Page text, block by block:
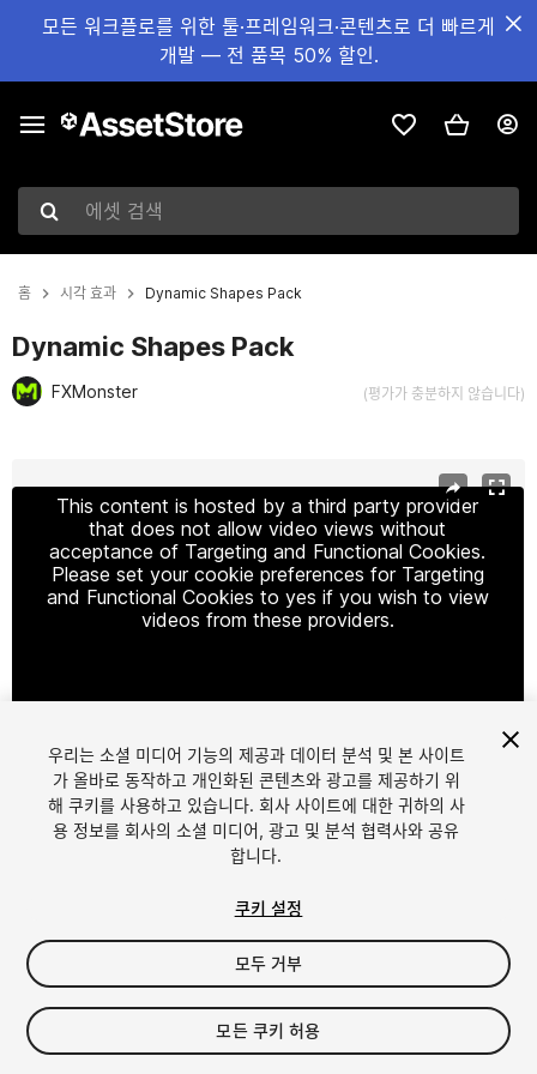
모든 워크플로를 위한 툴·프레임워크·콘텐츠로 더 빠르게
개발 — 전 품목 50% 할인.
에셋 검색
홈 시각 효과 Dynamic Shapes Pack
Dynamic Shapes Pack
FXMonster (평가가 충분하지 않습니다)
This content is hosted by a third party provider
that does not allow video views without
acceptance of Targeting and Functional Cookies.
Please set your cookie preferences for Targeting
and Functional Cookies to yes if you wish to view
videos from these providers.
1/2
$17.99
세금/부가세는 결제 시 반영됩니다.
우리는 소셜 미디어 기능의 제공과 데이터 분석 및 본 사이트
가 올바로 동작하고 개인화된 콘텐츠와 광고를 제공하기 위
해 쿠키를 사용하고 있습니다. 회사 사이트에 대한 귀하의 사
용 정보를 회사의 소셜 미디어, 광고 및 분석 협력사와 공유
합니다.
쿠키 설정
모두 거부
모든 쿠키 허용